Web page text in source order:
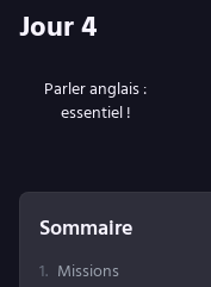
Jour 4
Parler anglais :
essentiel !
Sommaire
1. Missions